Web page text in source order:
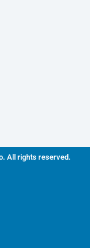
All rights reserved.